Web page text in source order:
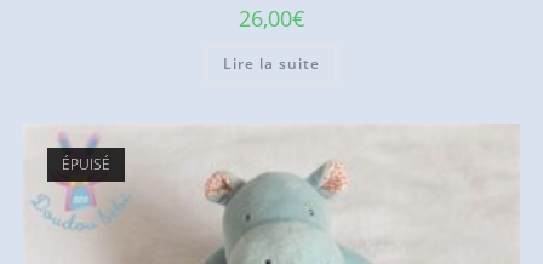
26,00€
Lire la suite
ÉPUISÉ